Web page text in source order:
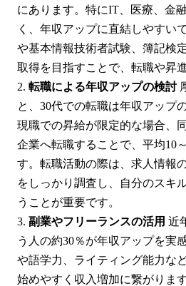
にあります。特にIT、医療、金
く、年収アップに直結しやすい
や基本情報技術者試験、簿記検
取得を目指すことで、転職や昇
転職による年収アップの検討
と、30代での転職は年収アップ
現職での昇給が限定的な場合、
企業へ転職することで、平均10
す。転職活動の際は、求人情報
をしっかり調査し、自分のスキ
うことが重要です。
副業やフリーランスの活用 近
う人の約30％が年収アップを実
や語学力、ライティング能力な
始めやすく収入増加に繋がりま